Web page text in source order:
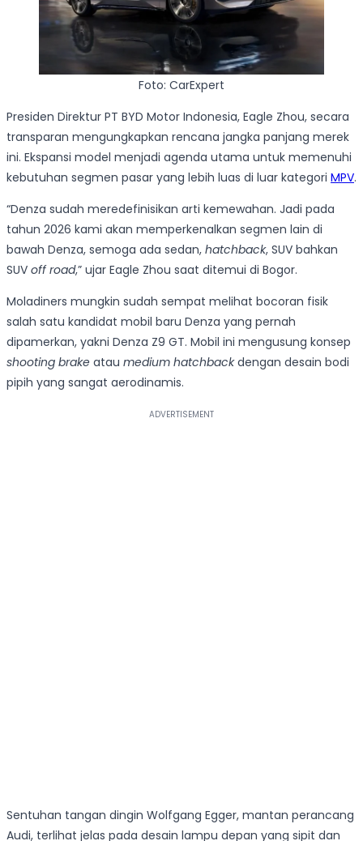
Foto: CarExpert
Presiden Direktur PT BYD Motor Indonesia, Eagle Zhou, secara
transparan mengungkapkan rencana jangka panjang merek
ini. Ekspansi model menjadi agenda utama untuk memenuhi
kebutuhan segmen pasar yang lebih luas di luar kategori MPV.
“Denza sudah meredefinisikan arti kemewahan. Jadi pada
tahun 2026 kami akan memperkenalkan segmen lain di
bawah Denza, semoga ada sedan, hatchback, SUV bahkan
SUV off road,” ujar Eagle Zhou saat ditemui di Bogor.
Moladiners mungkin sudah sempat melihat bocoran fisik
salah satu kandidat mobil baru Denza yang pernah
dipamerkan, yakni Denza Z9 GT. Mobil ini mengusung konsep
shooting brake atau medium hatchbackdengan desain bodi
pipih yang sangat aerodinamis.
Sentuhan tangan dingin Wolfgang Egger, mantan perancang
Audi, terlihat jelas pada desain lampu depan yang sipit dan